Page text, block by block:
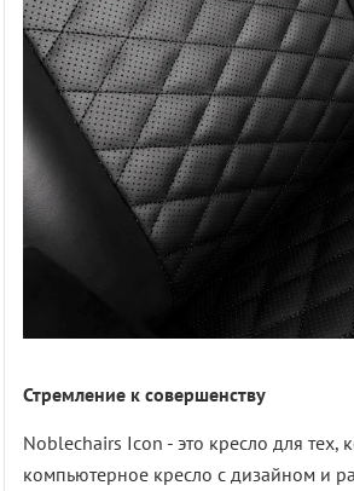
Стремление к совершенству
Noblechairs Icon - это кресло для тех,
компьютерное кресло с дизайном и